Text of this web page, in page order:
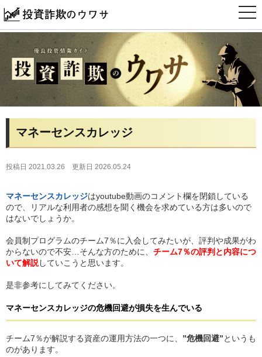
t
o
g
a
i
a
マネーセンスカレッジ
投稿日 2021.03.26 更新日 2026.05.24
マネーセンスカレッジはyoutube動画のコメント欄を閉鎖している
ので、リアルな利用者の感想を聞く機会を求めている方は多いので
はないでしょうか。
会員制プログラムのチーム7％に入会してみたいが、評判や成果がわ
からないので不安…そんな方のために、 チーム7％の評判と内容につ
いて解説していこうと思います。
是非参考にしてみてください。
マネーセンスカレッジの危機回避が損失を生んでいる
チーム7％が解説する資産の運用方法の一つに、 ”危機回避”というも
のがあります。